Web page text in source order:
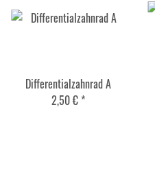
Differentialzahnrad A
2,50 € *